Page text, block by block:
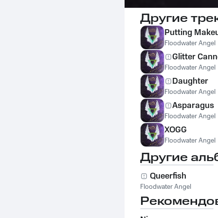
Другие
Putting
Floodwater Angel
Glitter
Floodwater Angel
Daughter
Floodwater Angel
Asparagus
Floodwater Angel
XOGG
Floodwater Angel
Другие
Queerfish
Floodwater Angel